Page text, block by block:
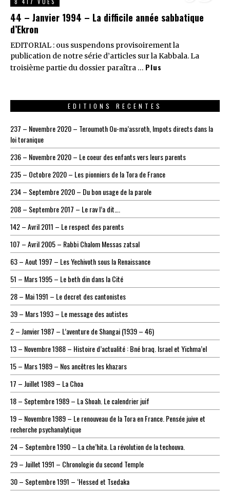
8 417 VUES
44 – Janvier 1994 – La difficile année sabbatique
d’Ekron
EDITORIAL : ous suspendons provisoirement la
publication de notre série d’articles sur la Kabbala. La
troisième partie du dossier paraîtra … Plus
EDITIONS RECENTES
237 – Novembre 2020 – Teroumoth Ou-ma’assroth, Impots directs dans la
loi toranique
236 – Novembre 2020 – Le coeur des enfants vers leurs parents
235 – Octobre 2020 – Les pionniers de la Tora de France
234 – Septembre 2020 – Du bon usage de la parole
208 – Septembre 2017 – Le rav l’a dit….
142 – Avril 2011 – Le respect des parents
107 – Avril 2005 – Rabbi Chalom Messas zatsal
63 – Aout 1997 – Les Yechivoth sous la Renaissance
51 – Mars 1995 – Le beth din dans la Cité
28 – Mai 1991 – Le decret des cantonistes
39 – Mars 1993 – Le message des autistes
2 – Janvier 1987 – L’aventure de Shangai (1939 – 46)
13 – Novembre 1988 – Histoire d’actualité : Bné braq. Israel et Yichma’el
15 – Mars 1989 – Nos ancêtres les khazars
17 – Juillet 1989 – La Choa
18 – Septembre 1989 – La Shoah. Le calendrier juif
19 – Novembre 1989 – Le renouveau de la Tora en France. Pensée juive et
recherche psychanalytique
24 – Septembre 1990 – La che’hita. La révolution de la techouva.
29 – Juillet 1991 – Chronologie du second Temple
30 – Septembre 1991 – ‘Hessed et Tsedaka